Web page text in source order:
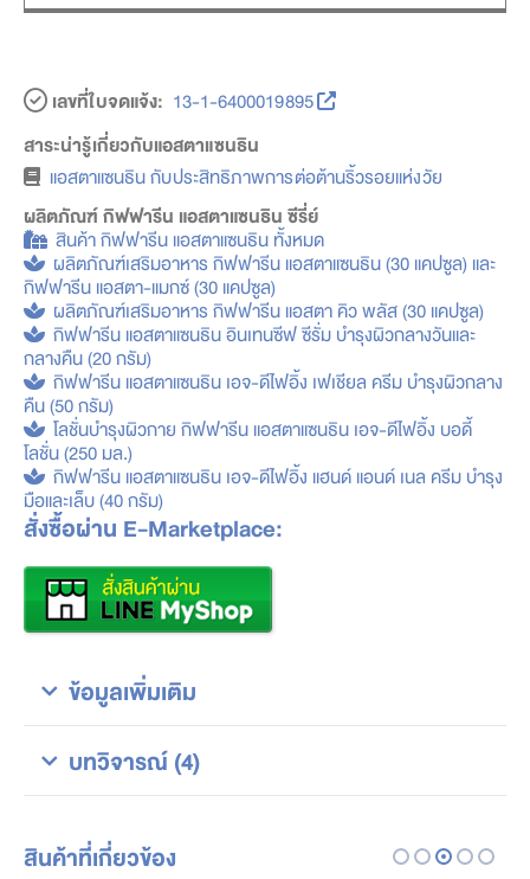
เลขที่ใบจดแจ้ง: 13-1-6400019895
สาระน่ารู้เกี่ยวกับแอสตาแซนธิน
แอสตาแซนธิน กับประสิทธิภาพการต่อต้านริ้วรอยแห่งวัย
ผลิตภัณฑ์ กิฟฟารีน แอสตาแซนธิน ซีรี่ย์
สินค้า กิฟฟารีน แอสตาแซนธิน ทั้งหมด
ผลิตภัณฑ์เสริมอาหาร กิฟฟารีน แอสตาแซนธิน (30 แคปซูล) และ
กิฟฟารีน แอสตา-แมกซ์ (30 แคปซูล)
ผลิตภัณฑ์เสริมอาหาร กิฟฟารีน แอสตา คิว พลัส (30 แคปซูล)
กิฟฟารีน แอสตาแซนธิน อินเทนซีฟ ซีรั่ม บำรุงผิวกลางวันและ
กลางคืน (20 กรัม)
กิฟฟารีน แอสตาแซนธิน เอจ-ดีไฟอิ้ง เฟเชียล ครีม บำรุงผิวกลาง
คืน (50 กรัม)
โลชั่นบำรุงผิวกาย กิฟฟารีน แอสตาแซนธิน เอจ-ดีไฟอิ้ง บอดี้
โลชั่น (250 มล.)
กิฟฟารีน แอสตาแซนธิน เอจ-ดีไฟอิ้ง แฮนด์ แอนด์ เนล ครีม บำรุง
มือและเล็บ (40 กรัม)
สั่งซื้อผ่าน E-Marketplace:
ข้อมูลเพิ่มเติม
บทวิจารณ์ (4)
สินค้าที่เกี่ยวข้อง